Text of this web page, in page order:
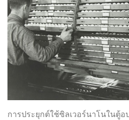
การประยุกต์ใช้ซิลเวอร์นาโนในตู้